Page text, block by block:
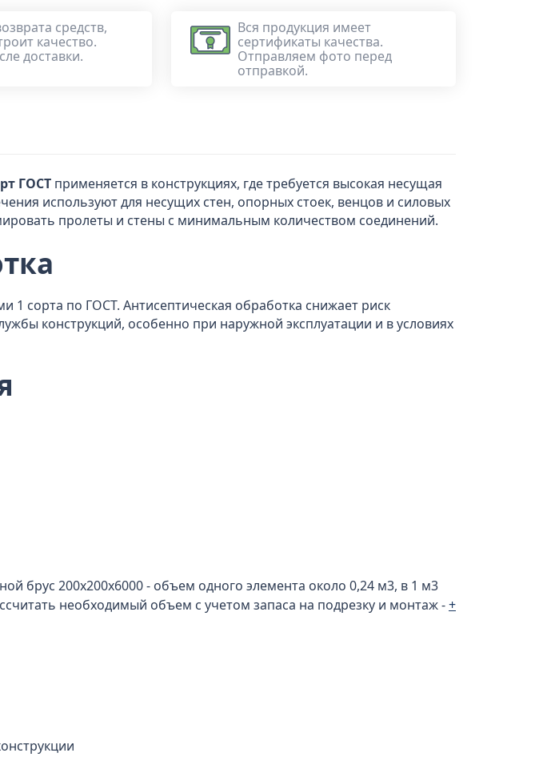
средств,
качество.
доставки.
Вся продукция имеет
сертификаты качества.
Отправляем фото перед
отправкой.
ГОСТ применяется в конструкциях, где требуется высокая несущая
используют для несущих стен, опорных стоек, венцов и силовых
пролеты и стены с минимальным количеством соединений.
1 сорта по ГОСТ. Антисептическая обработка снижает риск
конструкций, особенно при наружной эксплуатации и в условиях
брус 200x200x6000 - объем одного элемента около 0,24 м3, в 1 м3
необходимый объем с учетом запаса на подрезку и монтаж -+